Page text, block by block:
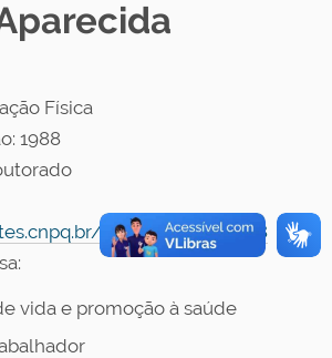
Física
1988
7808406751232968
vida e promoção à saúde